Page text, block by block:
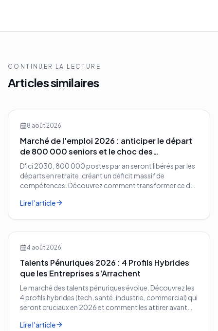
CONTINUER LA LECTURE
Articles similaires
8 août 2026
Marché de l'emploi 2026 : anticiper le départ
de 800 000 seniors et le choc des
compétences
D'ici 2030, 800 000 postes par an seront libérés par les
départs en retraite, créant un déficit massif de
compétences. Découvrez comment transformer ce défi
entreprise.
Lire l'article
4 août 2026
Talents Pénuriques 2026 : 4 Profils Hybrides
que les Entreprises s'Arrachent
Le marché des talents pénuriques évolue. Découvrez les
4 profils hybrides (tech, santé, industrie, commercial) qui
seront cruciaux en 2026 et comment les attirer avant
Lire l'article